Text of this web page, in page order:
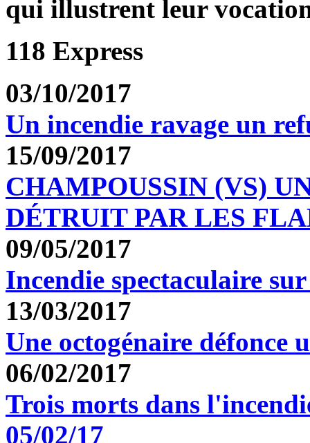
qui illustrent leur
118 Express
03/10/2017
Un incendie ravage un
15/09/2017
CHAMPOUSSIN (VS)
DÉTRUIT PAR LES
09/05/2017
Incendie spectaculaire sur
13/03/2017
Une octogénaire défonce
06/02/2017
Trois morts dans
05/02/17